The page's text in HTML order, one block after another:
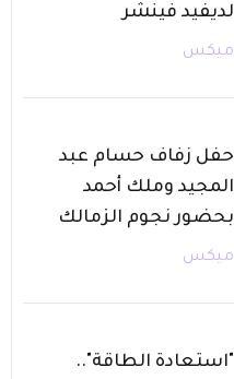
لديفيد فينشر
ميكس
حفل زفاف حسام عبد
المجيد وملك أحمد
بحضور نجوم الزمالك
ميكس
"استعادة الطاقة"..